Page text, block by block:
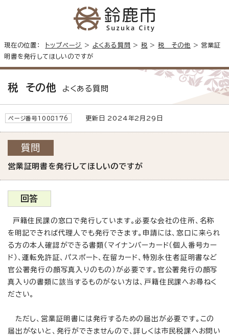
現在の位置： トップページ > よくある質問 > 税 >税 その他
> 営業証
明書を発行してほしいのですが
税 その他 よくある質問
ページ番号1008176 更新日 2024年2月29日
質問
営業証明書を発行してほしいのですが
回答
戸籍住民課の窓口で発行しています。必要な会社の住所、名称
を明記できれば代理人でも発行できます。申請には、窓口に来られ
る方の本人確認ができる書類（マイナンバーカード（個人番号カー
ド）、運転免許証、パスポート、在留カード、特別永住者証明書など
官公署発行の顔写真入りのもの）が必要です。官公署発行の顔写
真入りの書類に該当するものがない方は、戸籍住民課へお尋ねく
ださい。
ただし、営業証明書には発行するための届出が必要です。この
届出がないと、発行ができませんので、詳しくは市民税課へお問い